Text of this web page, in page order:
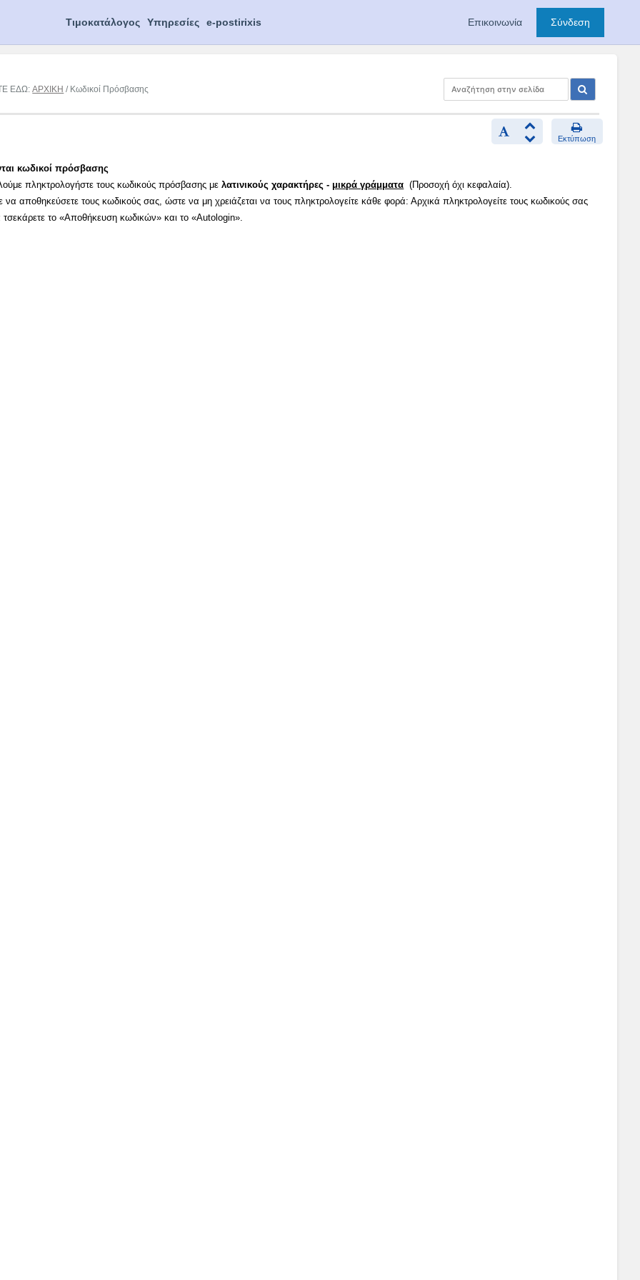
Τιμοκατάλογος Υπηρεσίες e-postirixis Επικοινωνία Σύνδεση
ΕΔΩ:ΑΡΧΙΚΗ / Κωδικοί Πρόσβασης
Εκτύπωση
κωδικοί πρόσβασης
πληκτρολογήστε τους κωδικούς πρόσβασης μελατινικούς χαρακτήρες - μικρά γράμματα (Προσοχή όχι κεφαλαία).
να αποθηκεύσετε τους κωδικούς σας, ώστε να μη χρειάζεται να τους πληκτρολογείτε κάθε φορά: Αρχικά πληκτρολογείτε τους κωδικούς σας
τσεκάρετε το «Αποθήκευση κωδικών» και το «Autologin».